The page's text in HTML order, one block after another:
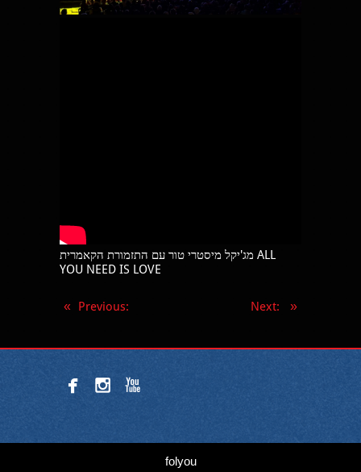
מג'יקל מיסטרי טור עם התזמורת הקאמרית ALL
YOU NEED IS LOVE
« Previous: Next: »
  
folyou